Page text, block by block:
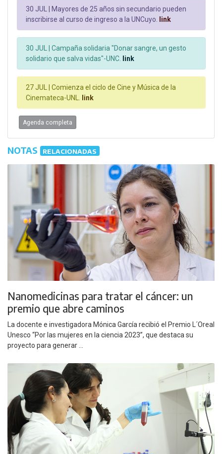
30 JUL | Mayores de 25 años sin secundario pueden
inscribirse al curso de ingreso a la UNCuyo. link
30 JUL | Campaña solidaria "Donar sangre, un gesto
solidario que salva vidas"-UNC. link
27 JUL | Comienza el ciclo de Cine y Música de la
Cinemateca-UNL.
link
Agenda completa
NOTAS RELACIONADAS
Nanomedicinas para tratar el cáncer: un
premio que abre caminos
La docente e investigadora Mónica García recibió el Premio L´Oreal
Unesco “Por las mujeres en la ciencia 2023”, que destaca su
proyecto para generar ...